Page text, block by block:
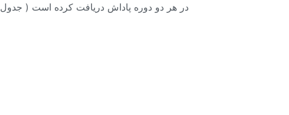
در هر دو دوره پاداش دریافت کرده است ( جدول ۱)